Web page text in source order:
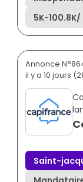
5K-100.8K/
Annonce
il y a 10 jours
Saint-